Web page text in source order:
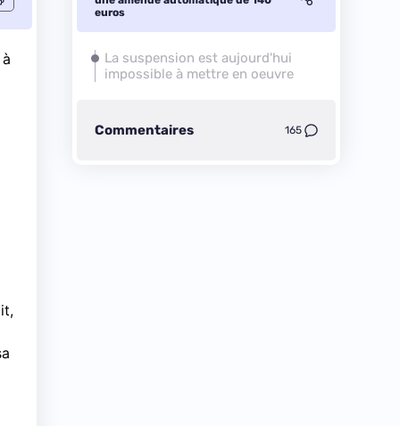
euros
La suspension est aujourd'hui
impossible à mettre en oeuvre
Commentaires 165